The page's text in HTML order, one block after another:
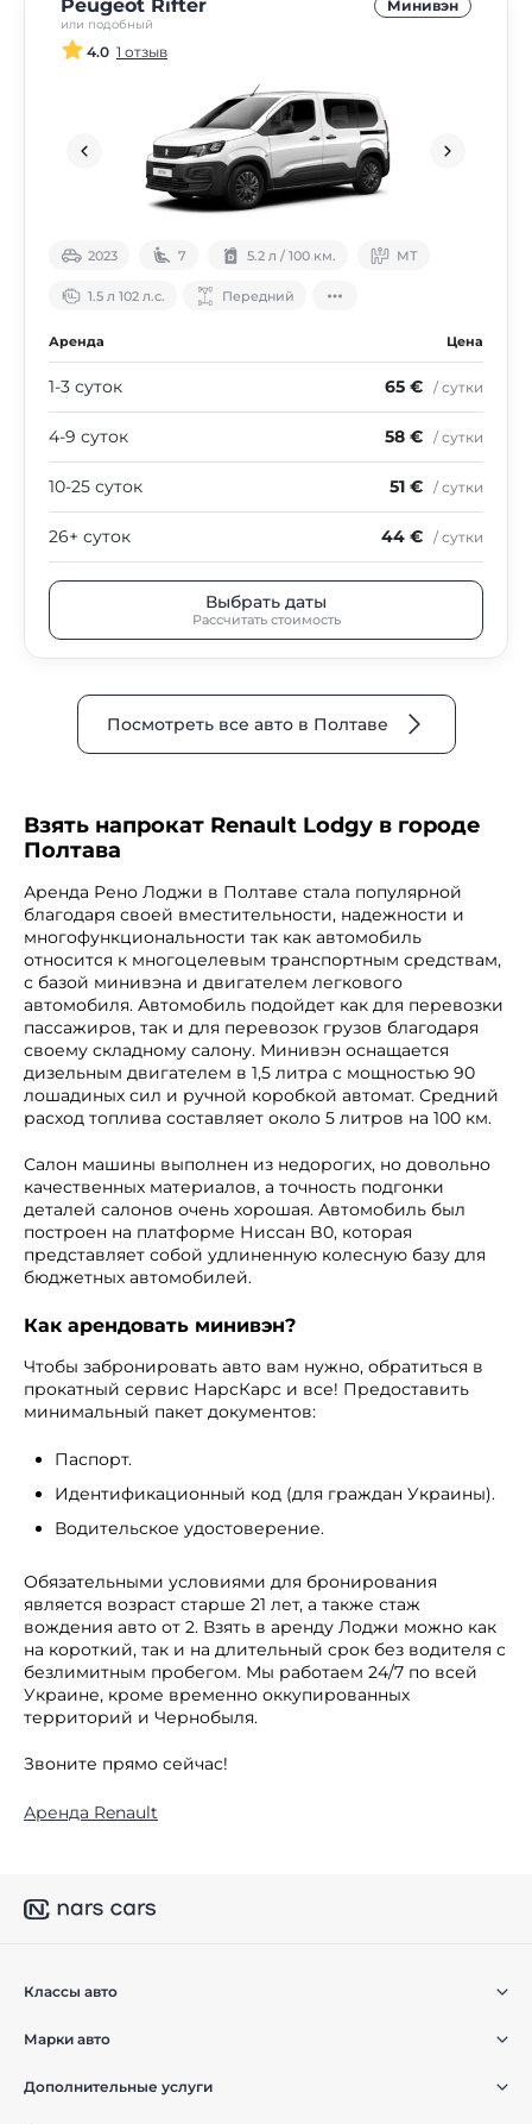
Peugeot Rifter
или подобный
Минивэн
4.0 1 отзыв
2023 7 5.2 л / 100 км. МТ
1.5 л 102 л.с. Передний
Аренда Цена
1-3 суток 65 € / сутки
4-9 суток 58 € / сутки
10-25 суток 51 € / сутки
26+ суток 44 € / сутки
Выбрать даты
Рассчитать стоимость
Посмотреть все авто в Полтаве
Взять напрокат Renault Lodgy в городе
Полтава
Аренда Рено Лоджи в Полтаве стала популярной
благодаря своей вместительности, надежности и
многофункциональности так как автомобиль
относится к многоцелевым транспортным средствам,
с базой минивэна и двигателем легкового
автомобиля. Автомобиль подойдет как для перевозки
пассажиров, так и для перевозок грузов благодаря
своему складному салону. Минивэн оснащается
дизельным двигателем в 1,5 литра с мощностью 90
лошадиных сил и ручной коробкой автомат. Средний
расход топлива составляет около 5 литров на 100 км.
Салон машины выполнен из недорогих, но довольно
качественных материалов, а точность подгонки
деталей салонов очень хорошая. Автомобиль был
построен на платформе Ниссан B0, которая
представляет собой удлиненную колесную базу для
бюджетных автомобилей.
Как арендовать минивэн?
Чтобы забронировать авто вам нужно, обратиться в
прокатный сервис НарсКарс и все! Предоставить
минимальный пакет документов:
Паспорт.
Идентификационный код (для граждан Украины).
Водительское удостоверение.
Обязательными условиями для бронирования
является возраст старше 21 лет, а также стаж
вождения авто от 2. Взять в аренду Лоджи можно как
на короткий, так и на длительный срок без водителя с
безлимитным пробегом. Мы работаем 24/7 по всей
Украине, кроме временно оккупированных
территорий и Чернобыля.
Звоните прямо сейчас!
Аренда Renault
Классы авто
Марки авто
Дополнительные услуги